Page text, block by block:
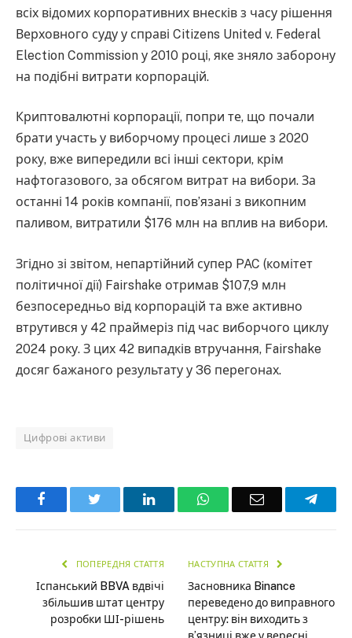
всіх відомих корпоративних внесків з часу рішення
Верховного суду у справі Citizens United v. Federal
Election Commission у 2010 році, яке зняло заборону
на подібні витрати корпорацій.
Криптовалютні корпорації, попри те, що почали
брати участь у виборчому процесі лише з 2020
року, вже випередили всі інші сектори, крім
нафтогазового, за обсягом витрат на вибори. За
останні 14 років компанії, пов’язані з викопним
паливом, витратили $176 млн на вплив на вибори.
Згідно зі звітом, непартійний супер PAC (комітет
політичної дії) Fairshake отримав $107,9 млн
безпосередньо від корпорацій та вже активно
втрутився у 42 праймеріз під час виборчого циклу
2024 року. З цих 42 випадків втручання, Fairshake
досяг бажаного результату у 36 перегонах.
Цифрові активи
Facebook LinkedInWhatsAppEmail
ПОПЕРЕДНЯ СТАТТЯ
Іспанський BBVA вдвічі
збільшив штат центру
розробки ШІ-рішень
НАСТУПНА СТАТТЯ
Засновника Binance
переведено до виправного
центру: він виходить з